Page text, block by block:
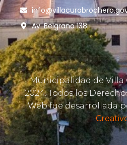
Av. Belgrano 138
Municipalidad de Villa
2024. Todos los
Web fue desarrollada